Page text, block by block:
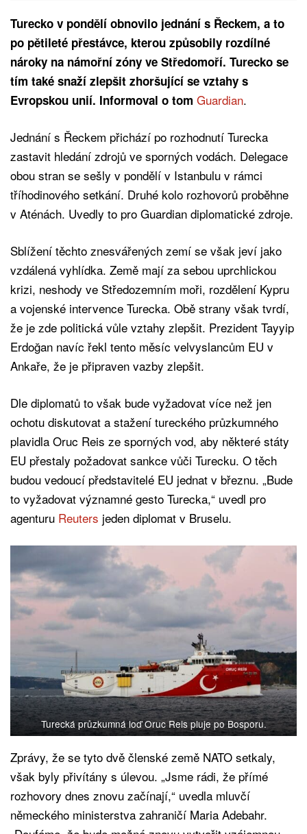
Turecko v pondělí obnovilo jednání s Řeckem, a to
po pětileté přestávce, kterou způsobily rozdílné
nároky na námořní zóny ve Středomoří. Turecko se
tím také snaží zlepšit zhoršující se vztahy s
Evropskou unií. Informoval o tom Guardian.
Jednání s Řeckem přichází po rozhodnutí Turecka
zastavit hledání zdrojů ve sporných vodách. Delegace
obou stran se sešly v pondělí v Istanbulu v rámci
tříhodinového setkání. Druhé kolo rozhovorů proběhne
v Aténách. Uvedly to pro Guardian diplomatické zdroje.
Sblížení těchto znesvářených zemí se však jeví jako
vzdálená vyhlídka. Země mají za sebou uprchlickou
krizi, neshody ve Středozemním moři, rozdělení Kypru
a vojenské intervence Turecka. Obě strany však tvrdí,
že je zde politická vůle vztahy zlepšit. Prezident Tayyip
Erdoğan navíc řekl tento měsíc velvyslancům EU v
Ankaře, že je připraven vazby zlepšit.
Dle diplomatů to však bude vyžadovat více než jen
ochotu diskutovat a stažení tureckého průzkumného
plavidla Oruc Reis ze sporných vod, aby některé státy
EU přestaly požadovat sankce vůči Turecku. O těch
budou vedoucí představitelé EU jednat v březnu. „Bude
to vyžadovat významné gesto Turecka,“ uvedl pro
agenturu Reuters jeden diplomat v Bruselu.
Turecká průzkumná loď Oruc Reis pluje po Bosporu.
Zprávy, že se tyto dvě členské země NATO setkaly,
však byly přivítány s úlevou. „Jsme rádi, že přímé
rozhovory dnes znovu začínají,“ uvedla mluvčí
německého ministerstva zahraničí Maria Adebahr.